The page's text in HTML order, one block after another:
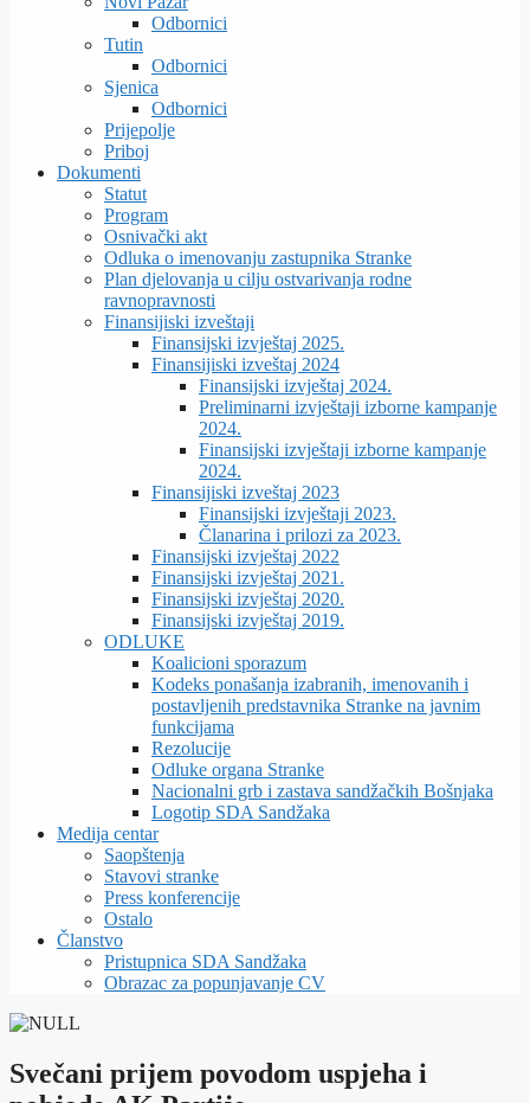
Odbornici
Tutin
Odbornici
Sjenica
Odbornici
Prijepolje
Priboj
Dokumenti
Statut
Program
Osnivački akt
Odluka o imenovanju zastupnika Stranke
Plan djelovanja u cilju ostvarivanja rodne
ravnopravnosti
Finansijiski izveštaji
Finansijski izvještaj 2025.
Finansijiski izveštaj 2024
Finansijski izvještaj 2024.
Preliminarni izvještaji izborne kampanje
2024.
Finansijski izvještaji izborne kampanje
2024.
Finansijiski izveštaj 2023
Finansijski izvještaji 2023.
Članarina i prilozi za 2023.
Finansijski izvještaj 2022
Finansijski izvještaj 2021.
Finansijski izvještaj 2020.
Finansijski izvještaj 2019.
ODLUKE
Koalicioni sporazum
Kodeks ponašanja izabranih, imenovanih i
postavljenih predstavnika Stranke na javnim
funkcijama
Rezolucije
Odluke organa Stranke
Nacionalni grb i zastava sandžačkih Bošnjaka
Logotip SDA Sandžaka
Medija centar
Saopštenja
Stavovi stranke
Press konferencije
Ostalo
Članstvo
Pristupnica SDA Sandžaka
Obrazac za popunjavanje CV
Svečani prijem povodom uspjeha i